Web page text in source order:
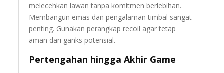
melecehkan lawan tanpa komitmen berlebihan.
Membangun emas dan pengalaman timbal sangat
penting. Gunakan perangkap recoil agar tetap
aman dari ganks potensial.
Pertengahan hingga Akhir Game